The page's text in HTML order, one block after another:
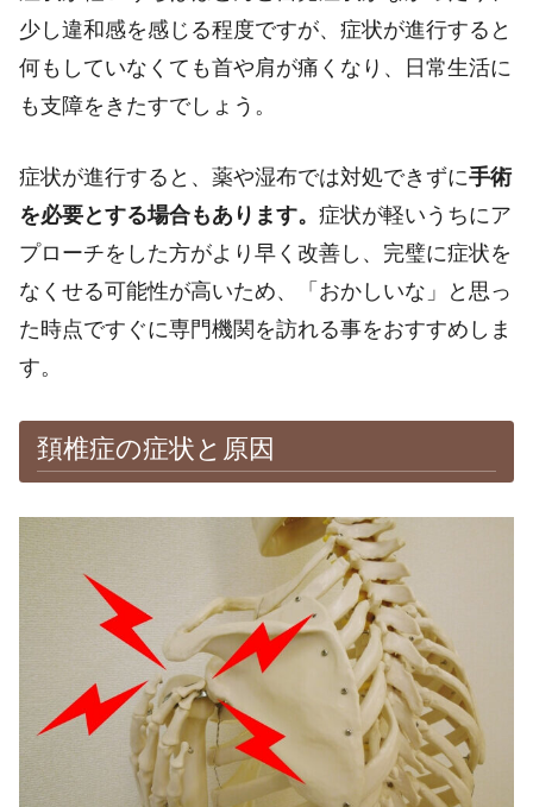
少し違和感を感じる程度ですが、症状が進行すると
何もしていなくても首や肩が痛くなり、日常生活に
も支障をきたすでしょう。
症状が進行すると、薬や湿布では対処できずに手術
を必要とする場合もあります。 症状が軽いうちにア
プローチをした方がより早く改善し、完璧に症状を
なくせる可能性が高いため、「おかしいな」と思っ
た時点ですぐに専門機関を訪れる事をおすすめしま
す。
頚椎症の症状と原因